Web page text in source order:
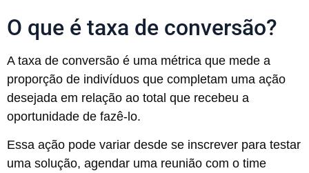
O que é taxa de conversão?
A taxa de conversão é uma métrica que mede a
proporção de indivíduos que completam uma ação
desejada em relação ao total que recebeu a
oportunidade de fazê-lo.
Essa ação pode variar desde se inscrever para testar
uma solução, agendar uma reunião com o time